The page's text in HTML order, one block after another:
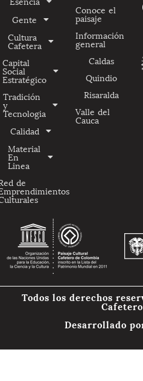
Gente
Cultura
Cafetera
Capital
Social
Estratégico
Tradición
y
Tecnologia
Calidad
Material
En
Linea
de
Conoce el
paisaje
Información
general
Caldas
Quindio
Risaralda
Valle del
Cauca
Todos los derechos
Desarrollado